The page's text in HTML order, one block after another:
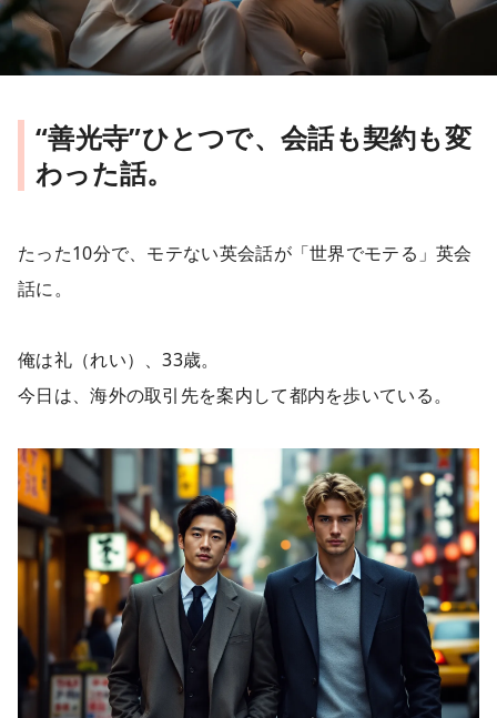
“善光寺”ひとつで、会話も契約も変
わった話。
たった10分で、モテない英会話が「世界でモテる」英会
話に。
俺は礼（れい）、33歳。
今日は、海外の取引先を案内して都内を歩いている。